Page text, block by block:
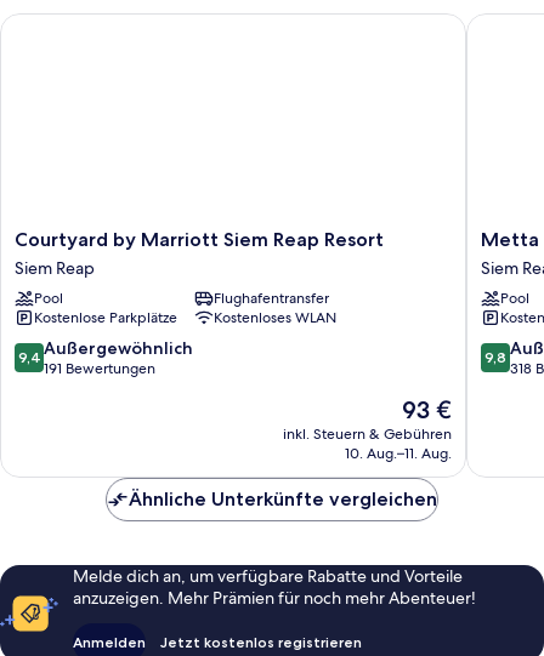
Courtyard
by
Marriott
Siem
Reap
Resort
Siem
Courtyard by Marriott Siem Reap Resort
Siem Reap
Pool
Flughafentransfer
Kostenlose Parkplätze
Kostenloses WLAN
9.4
von
9,4 Außergewöhnlich
191 Bewertungen
Der
Preis
beträgt
93 €
inkl. Steuern & Gebühren
10. Aug.–11. Aug.
Courtyard by Marriott Siem Reap Resort
Metta
&
Spa
Siem
Reap
Metta
Siem
Pool
9.8
von
9,8
318
Metta
Ähnliche Unterkünfte vergleichen
Melde dich an, um verfügbare Rabatte und Vorteile
anzuzeigen. Mehr Prämien für noch mehr Abenteuer!
Anmelden Jetzt kostenlos registrieren